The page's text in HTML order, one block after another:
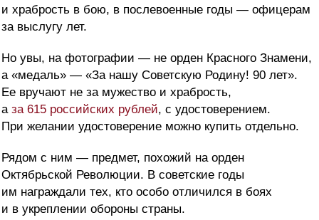
и храбрость в бою, в послевоенные годы — офицерам
за выслугу лет.
Но увы, на фотографии — не орден Красного Знамени,
а «медаль» — «За нашу Советскую Родину! 90 лет».
Ее вручают не за мужество и храбрость,
а за 615 российских рублей, с удостоверением.
При желании удостоверение можно купить отдельно.
Рядом с ним — предмет, похожий на орден
Октябрьской Революции. В советские годы
им награждали тех, кто особо отличился в боях
и в укреплении обороны страны.